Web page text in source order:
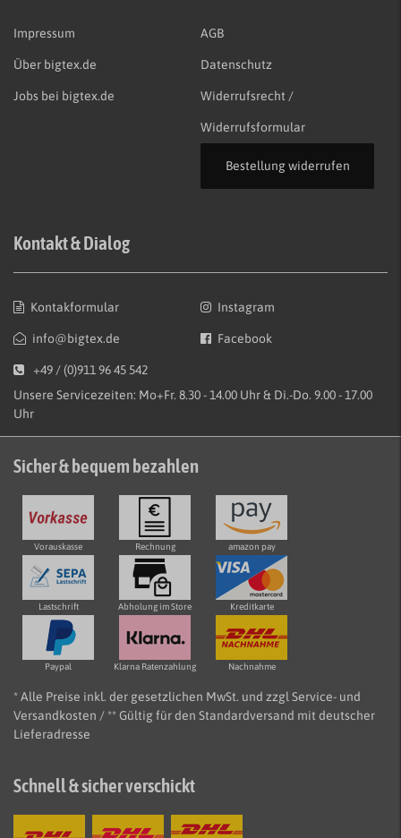
Impressum
Über bigtex.de
Jobs bei bigtex.de
AGB
Datenschutz
Widerrufsrecht /
Widerrufsformular
Bestellung widerrufen
Kontakt & Dialog
Kontakformular
info@bigtex.de
Instagram
Facebook
+49 / (0)911 96 45 542
Unsere Servicezeiten: Mo+Fr. 8.30 - 14.00 Uhr & Di.-Do. 9.00 - 17.00
Uhr
Sicher & bequem bezahlen
Vorauskasse Rechnung amazon pay
Lastschrift Abholung im Store Kreditkarte
Paypal Klarna Ratenzahlung Nachnahme
* Alle Preise inkl. der gesetzlichen MwSt. und zzgl Service- und
Versandkosten / ** Gültig für den Standardversand mit deutscher
Lieferadresse
Schnell & sicher verschickt